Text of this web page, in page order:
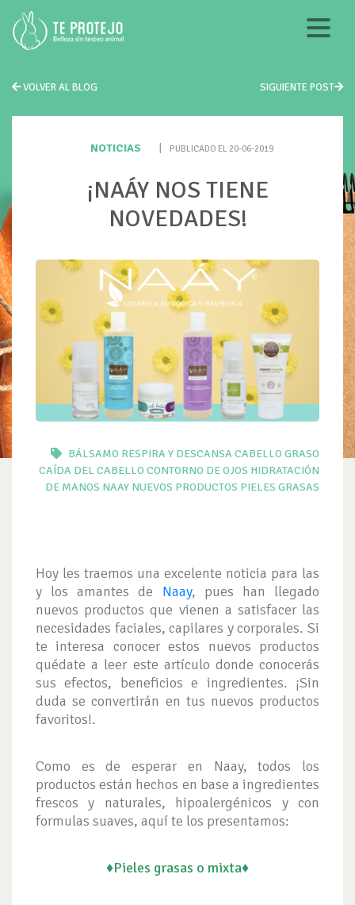
VOLVER AL BLOG SIGUIENTE POST
NOTICIAS PUBLICADO EL 20-06-2019
¡NAÁY NOS TIENE
NOVEDADES!
BÁLSAMO RESPIRA Y DESCANSA CABELLO GRASO
CAÍDA DEL CABELLO CONTORNO DE OJOS HIDRATACIÓN
DE MANOS NAAY NUEVOS PRODUCTOS PIELES GRASAS
Hoy les traemos una excelente noticia para las
y los amantes de Naay, pues han llegado
nuevos productos que vienen a satisfacer las
necesidades faciales, capilares y corporales. Si
te interesa conocer estos nuevos productos
quédate a leer este artículo donde conocerás
sus efectos, beneficios e ingredientes. ¡Sin
duda se convertirán en tus nuevos productos
favoritos!.
Como es de esperar en Naay, todos los
productos están hechos en base a ingredientes
frescos y naturales, hipoalergénicos y con
formulas suaves, aquí te los presentamos:
♦Pieles grasas o mixta♦